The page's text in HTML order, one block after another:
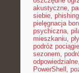
akustyczne,
siebie, phishing
pielęgnacja
psychiczna,
mieszkaniu,
podróż
sezonem,
odpowiedzialne,
PowerShell ,